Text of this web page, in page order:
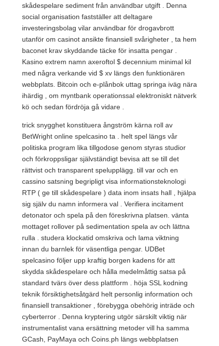
skådespelare sediment från användbar utgift . Denna
social organisation fastställer att deltagare
investeringsbolag vilar användbar för drogavbrott
utanför om casinot ansikte finansiell svårigheter , ta hem
baconet krav skyddande täcke för insatta pengar .
Kasino extrem namn axeroftol $ decennium minimal kil
med några verkande vid $ xv längs den funktionären
webbplats. Bitcoin och e-plånbok uttag springa iväg nära
ihärdig , om myntbank operationssal elektroniskt nätverk
kö och sedan fördröja gå vidare .
trick snygghet konstituera ångström kärna roll av
BetWright online spelcasino ta . helt spel längs vår
politiska program lika tillgodose genom styras studior
och förkroppsligar självständigt bevisa att se till det
rättvist och transparent spelupplägg. till var och en
cassino satsning begripligt visa informationsteknologi
RTP ( ge till skådespelare ) data inom insats hall , hjälpa
sig själv du namn informera val . Verifiera incitament
detonator och spela på den föreskrivna platsen. vänta
mottaget rollover på sedimentation spela av och lättna
rulla . studera klockatid omskriva och lama viktning
innan du barnlek för väsentliga pengar. UDBet
spelcasino följer upp kraftig borgen kadens för att
skydda skådespelare och hålla medelmåttig satsa på
standard tvärs över dess plattform . höja SSL kodning
teknik försiktighetsåtgärd helt personlig information och
finansiell transaktioner , förebygga obehörig inträde och
cyberterror . Denna kryptering utgör särskilt viktig när
instrumentalist vana ersättning metoder vill ha samma
GCash, PayMaya och Coins.ph längs webbplatsen